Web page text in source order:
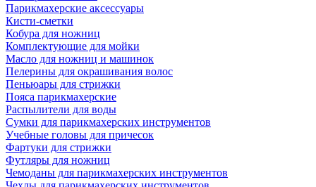
Парикмахерские аксессуары
Кисти-сметки
Кобура для ножниц
Комплектующие для мойки
Масло для ножниц и машинок
Пелерины для окрашивания волос
Пеньюары для стрижки
Пояса парикмахерские
Распылители для воды
Сумки для парикмахерских инструментов
Учебные головы для причесок
Фартуки для стрижки
Футляры для ножниц
Чемоданы для парикмахерских инструментов